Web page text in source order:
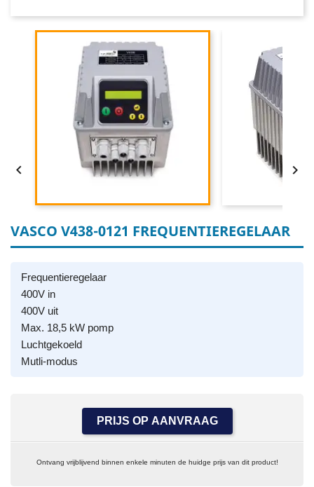
 
VASCO V438-0121 FREQUENTIEREGELAAR
Frequentieregelaar
400V in
400V uit
Max. 18,5 kW pomp
Luchtgekoeld
Mutli-modus
PRIJS OP AANVRAAG
Ontvang vrijblijvend binnen enkele minuten de huidge prijs van dit product!